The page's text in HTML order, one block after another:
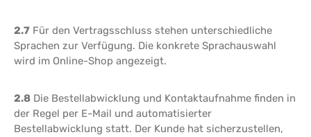
2.7 Für den Vertragsschluss stehen unterschiedliche
Sprachen zur Verfügung. Die konkrete Sprachauswahl
wird im Online-Shop angezeigt.
2.8 Die Bestellabwicklung und Kontaktaufnahme finden in
der Regel per E-Mail und automatisierter
Bestellabwicklung statt. Der Kunde hat sicherzustellen,